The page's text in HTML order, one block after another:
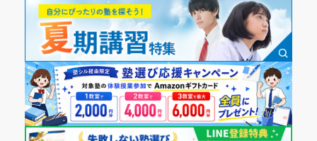
月額料金
---
目的の達成度
達成
利用詳細
通塾期間
---
入塾時の学年
中学3年